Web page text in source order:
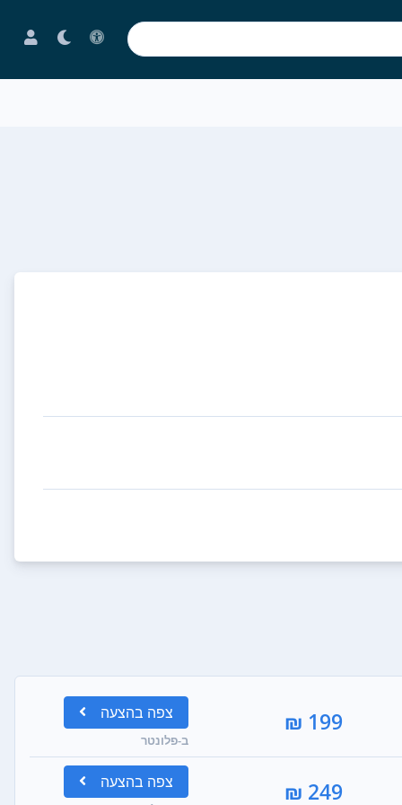
199 ₪ צפה בהצעה
ב-פלונטר
249 ₪ צפה בהצעה